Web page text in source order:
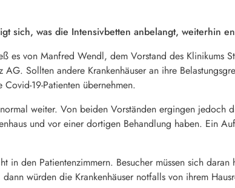
sich, was die Intensivbetten anbelangt, weiterhin
es von Manfred Wendl, dem Vorstand des Klinikums
Sollten andere Krankenhäuser an ihre
19-Patienten übernehmen.
weiter. Von beiden Vorständen ergingen jedoch
und vor einer dortigen Behandlung haben. Ein
den Patientenzimmern. Besucher müssen sich
würden die Krankenhäuser notfalls von ihrem